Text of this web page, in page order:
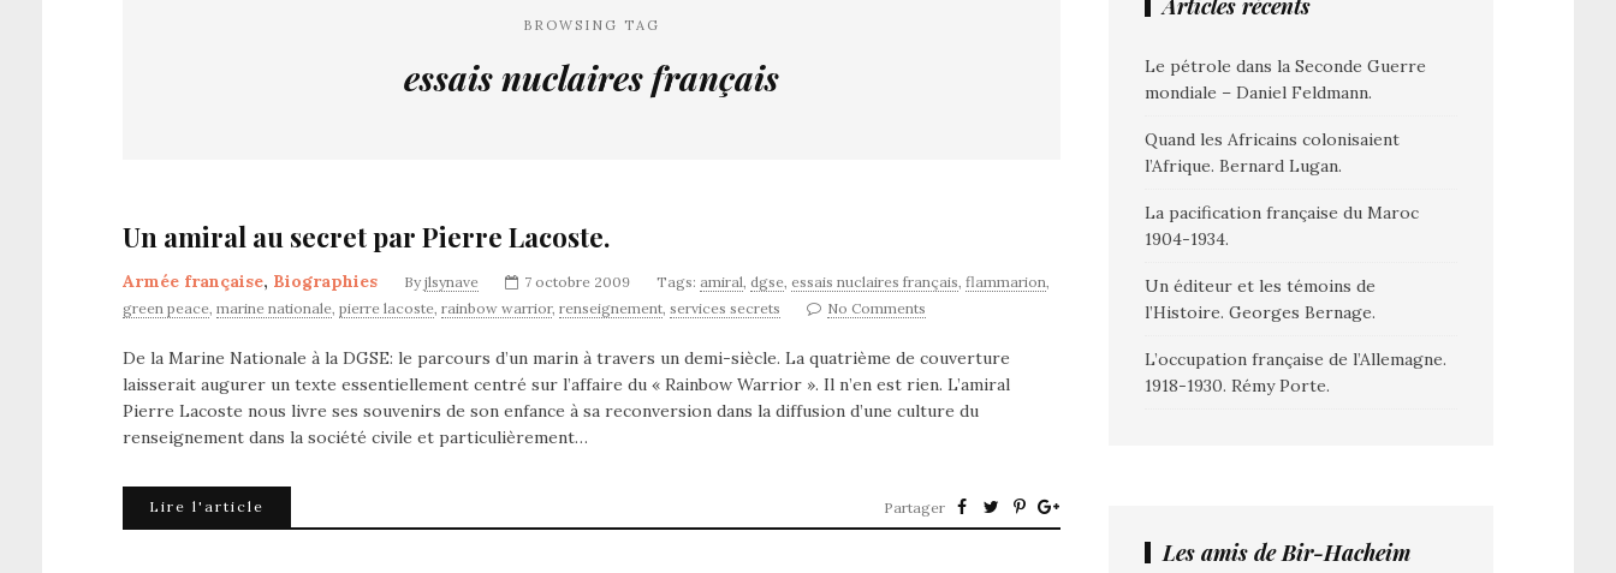
BROWSING TAG
essais nuclaires français
Un amiral au secret par Pierre Lacoste.
Armée française, Biographies By jlsynave 7 octobre 2009 Tags: amiral, dgse, essais nuclaires français, flammarion,
green peace, marine nationale, pierre lacoste, rainbow warrior, renseignement, services secrets No Comments
De la Marine Nationale à la DGSE: le parcours d’un marin à travers un demi-siècle. La quatrième de couverture
laisserait augurer un texte essentiellement centré sur l’affaire du « Rainbow Warrior ». Il n’en est rien. L’amiral
Pierre Lacoste nous livre ses souvenirs de son enfance à sa reconversion dans la diffusion d’une culture du
renseignement dans la société civile et particulièrement…
Lire l'article Partager
Articles récents
Le pétrole dans la Seconde Guerre
mondiale – Daniel Feldmann.
Quand les Africains colonisaient
l’Afrique. Bernard Lugan.
La pacification française du Maroc
1904-1934.
Un éditeur et les témoins de
l’Histoire. Georges Bernage.
L’occupation française de l’Allemagne.
1918-1930. Rémy Porte.
Les amis de Bir-Hacheim